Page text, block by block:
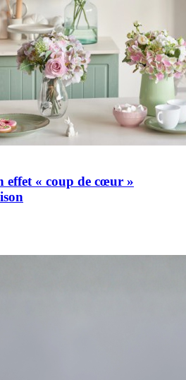
effet « coup de cœur »